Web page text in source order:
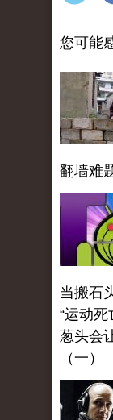
您可能
翻墙难
当搬石
“运动
葱头会
（一）